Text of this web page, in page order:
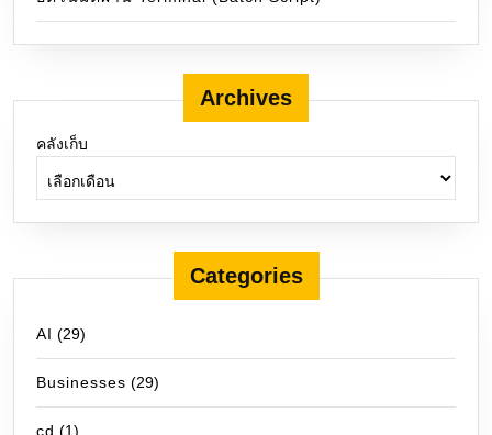
Archives
คลังเก็บ
Categories
AI (29)
Businesses (29)
cd (1)